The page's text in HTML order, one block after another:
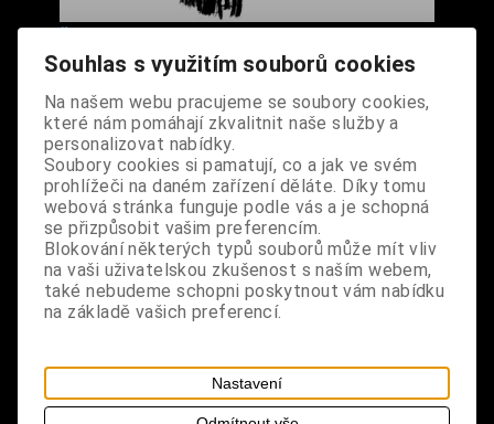
Cena s DPH:290 Kč
Dodání dny:skladem
ks
Koupit
Tabulky velikostí: zde
Výrobce:import DE
Katalogové číslo:DOQDSALBPUS1908
Záruka (měsíců):24
Dotaz na výrobek
design: šála s motivem
Souhlas s využitím souborů cookies
Na našem webu pracujeme se soubory cookies,
které nám pomáhají zkvalitnit naše služby a
personalizovat nabídky.
Soubory cookies si pamatují, co a jak ve svém
prohlížeči na daném zařízení děláte. Díky tomu
webová stránka funguje podle vás a je schopná
se přizpůsobit vašim preferencím.
Blokování některých typů souborů může mít vliv
na vaši uživatelskou zkušenost s naším webem,
také nebudeme schopni poskytnout vám nabídku
na základě vašich preferencí.
Nastavení